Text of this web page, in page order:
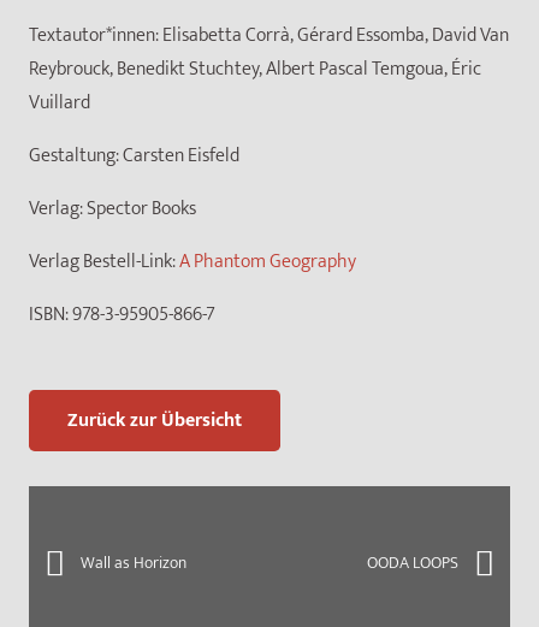
Textautor*innen:Elisabetta Corrà, Gérard Essomba, David Van
Reybrouck, Benedikt Stuchtey, Albert Pascal Temgoua, Éric
Vuillard
Gestaltung:Carsten Eisfeld
Verlag:Spector Books
Verlag Bestell-Link:A Phantom Geography
ISBN:978-3-95905-866-7
Zurück zur Übersicht
Wall as Horizon OODA LOOPS